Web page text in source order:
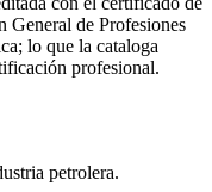
General de Profesiones
lo que la cataloga
profesional.
petrolera.